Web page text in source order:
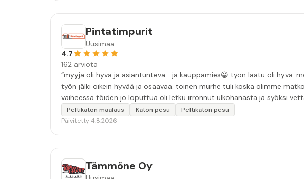
Pintatimpurit
Uusimaa
4.7
162 arviota
“myyjä oli hyvä ja asiantunteva... ja kauppamies😀 työn laatu oli hyvä. moitteina: ensimmäinen sovittu pesuaika peruuntui pesijän nukuttua pommiin. uusi aika piti ja
työn jälki oikein hyvää ja osaavaa. toinen murhe tuli koska olimme
vaiheessa töiden jo loputtua oli letku irronnut ulkohanasta ja syöksi vettä
tarkkuutta hommiin ja hyvä tulee. ”
Peltikaton maalaus Katon pesu
Peltikaton pesu
Päivitetty 4.8.2026
Tämmöne Oy